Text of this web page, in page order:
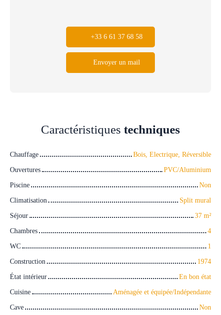
+33 6 61 37 68 58
Envoyer un mail
Caractéristiques techniques
Chauffage
Bois, Electrique, Réversible
Ouvertures
PVC/Aluminium
Piscine
Non
Climatisation
Split mural
Séjour
37 m²
Chambres
4
WC
1
Construction
1974
État intérieur
En bon état
Cuisine
Aménagée et équipée/Indépendante
Cave
Non